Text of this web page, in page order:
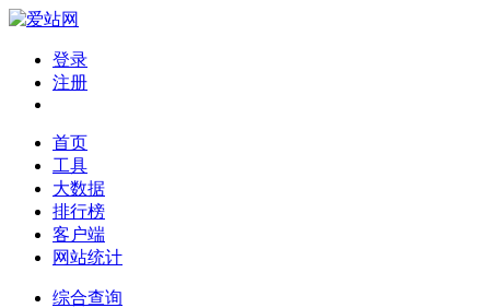
登录
注册
首页
工具
大数据
排行榜
客户端
网站统计
综合查询